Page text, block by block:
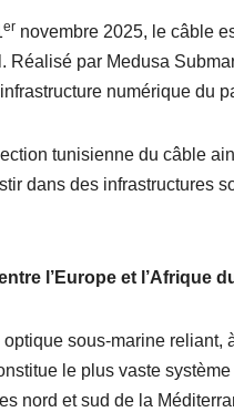
er novembre 2025, le câble
Réalisé par Medusa
numérique du
tunisienne du câble
dans des infrastructures
l’Europe et l’Afrique
sous-marine reliant,
le plus vaste
nord et sud de la